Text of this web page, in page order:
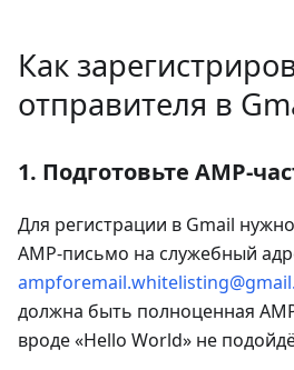
Как
отправителя в
1. Подготовьте AMP-
Для регистрации в Gmail
AMP-письмо на служебный
должна быть полноценная
вроде «Hello World» не